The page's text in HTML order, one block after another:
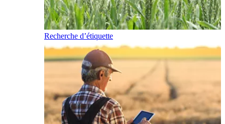
Recherche d’étiquette